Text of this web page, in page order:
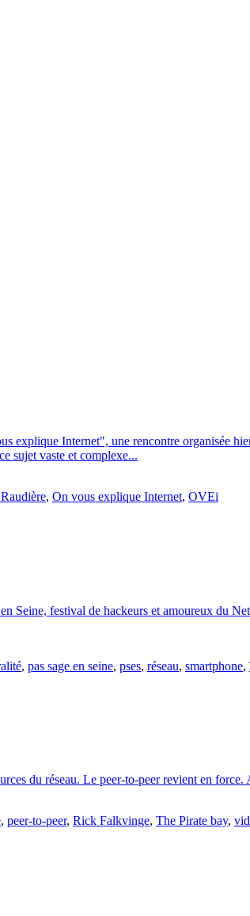
explique Internet", une rencontre organisée
sujet vaste et complexe...
, On vous explique Internet, OVEi
Seine, festival de hackeurs et amoureux du
, pas sage en seine, pses, réseau, smartphone,
du réseau. Le peer-to-peer revient en force.
, peer-to-peer, Rick Falkvinge, The Pirate bay,